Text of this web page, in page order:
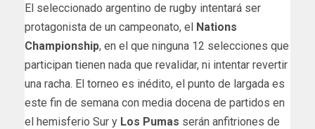
El seleccionado argentino de rugby intentará ser
protagonista de un campeonato, el Nations
Championship, en el que ninguna 12 selecciones que
participan tienen nada que revalidar, ni intentar revertir
una racha. El torneo es inédito, el punto de largada es
este fin de semana con media docena de partidos en
el hemisferio Sur y Los Pumas serán anfitriones de